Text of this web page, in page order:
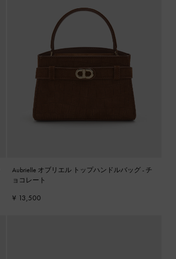
Aubrielle オブリエル トップハンドルバッグ - チ
ョコレート
¥ 13,500